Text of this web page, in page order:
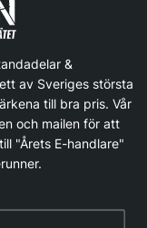
&
av Sveriges största
till bra pris. Vår
och mailen för att
"Årets E-handlare"